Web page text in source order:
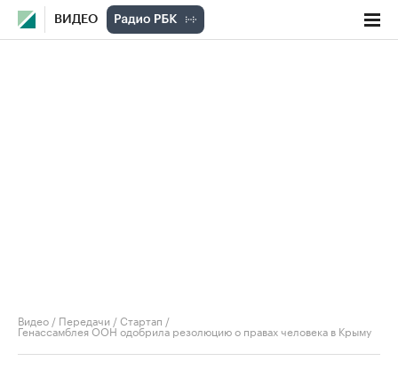
ВИДЕО
Видео / Передачи /Стартап /
Генассамблея ООН одобрила резолюцию о правах человека в Крыму